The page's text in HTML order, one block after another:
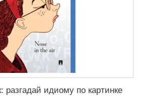
разгадай идиому по картинке